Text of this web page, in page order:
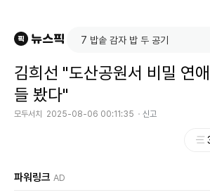
김희선 "도산공원서 비밀 연
들 봤다"
모두서치 2025-08-06 00:11:35 신고
파워링크 AD